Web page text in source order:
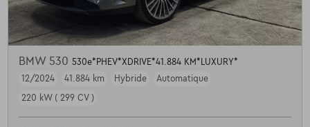
BMW 530 530e*PHEV*XDRIVE*41.884 KM*LUXURY*
12/2024
41.884 km Hybride
Automatique
220 kW ( 299 CV )